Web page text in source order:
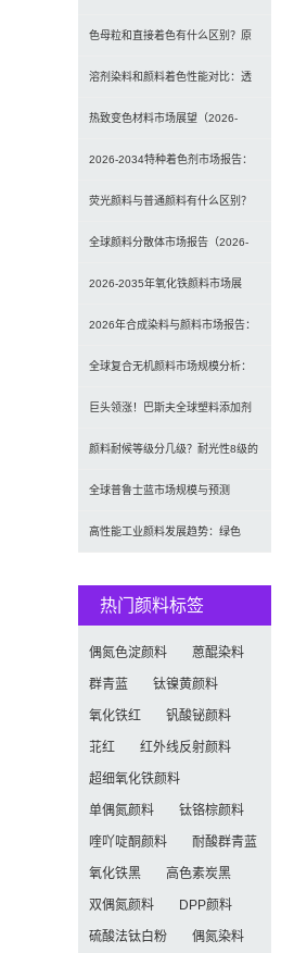
原理、效果与应用对比
色母粒和直接着色有什么区别？原
理、性能与应用全面对比
溶剂染料和颜料着色性能对比：透
明性、耐候性与应用选择全解析
热致变色材料市场展望（2026-
2034）：2034年将达3
2026-2034特种着色剂市场报告：
规模、份额、趋势及预测
荧光颜料与普通颜料有什么区别？
发光原理、性能对比及应用解析
全球颜料分散体市场报告（2026-
2033）：无机颜料主导，
2026-2035年氧化铁颜料市场展
望：全球规模将达41亿美
2026年合成染料与颜料市场报告：
规模、趋势及2030年增长
全球复合无机颜料市场规模分析：
2035年达5.39亿美元，建
巨头领涨！巴斯夫全球塑料添加剂
涨价20% 原材料成本推高行业
颜料耐候等级分几级？耐光性8级的
定义及耐候性测试标准解析
全球普鲁士蓝市场规模与预测
（2026-2034）：按类型、形
高性能工业颜料发展趋势：绿色
热门颜料标签
偶氮色淀颜料 蒽醌染料
群青蓝 钛镍黄颜料
氧化铁红 钒酸铋颜料
苝红 红外线反射颜料
超细氧化铁颜料
单偶氮颜料 钛铬棕颜料
喹吖啶酮颜料 耐酸群青蓝
氧化铁黑 高色素炭黑
双偶氮颜料 DPP颜料
硫酸法钛白粉 偶氮染料